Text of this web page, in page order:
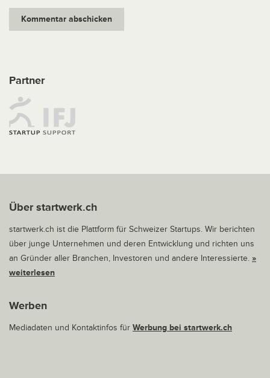
Partner
Über startwerk.ch
startwerk.ch ist die Plattform für Schweizer Startups. Wir berichten
über junge Unternehmen und deren Entwicklung und richten uns
an Gründer aller Branchen, Investoren und andere Interessierte. »
weiterlesen
Werben
Mediadaten und Kontaktinfos für Werbung bei startwerk.ch